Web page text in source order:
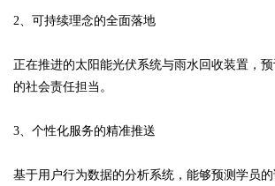
2、可持续理念的全面落地
正在推进的太阳能光伏系统与雨水回收装置，
的社会责任担当。
3、个性化服务的精准推送
基于用户行为数据的分析系统，能够预测学员